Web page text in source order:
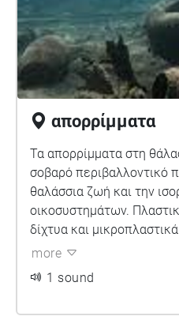
απορρίμματα
Τα απορρίμματα στη
σοβαρό περιβαλλοντικό
θαλάσσια ζωή και την
οικοσυστημάτων.
δίχτυα και
στους ωκεανούς μέσω
ζώα συχνά μπερδεύονται
more
1 sound